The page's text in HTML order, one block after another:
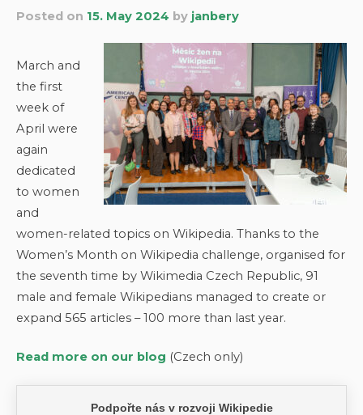
Posted on 15. May 2024 by janbery
March and
the first
week of
April were
again
dedicated
to women
and
women-related topics on Wikipedia. Thanks to the
Women’s Month on Wikipedia challenge, organised for
the seventh time by Wikimedia Czech Republic, 91
male and female Wikipedians managed to create or
expand 565 articles – 100 more than last year.
Read more on our blog (Czech only)